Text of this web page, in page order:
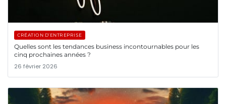
CRÉATION D’ENTREPRISE
Quelles sont les tendances business incontournables pour les
cinq prochaines années ?
26 février 2026